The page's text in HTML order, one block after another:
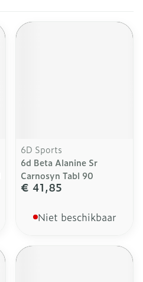
6D Sports
6d Beta Alanine Sr
Carnosyn Tabl 90
€ 41,85
Niet beschikbaar